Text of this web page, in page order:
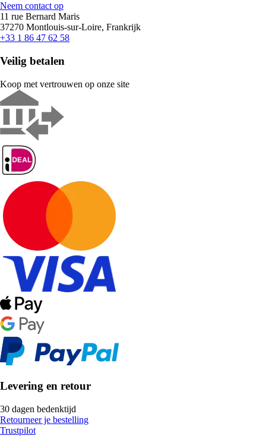
Neem contact op
11 rue Bernard Maris
37270 Montlouis-sur-Loire, Frankrijk
+33 1 86 47 62 58
Veilig betalen
Koop met vertrouwen op onze site
Levering en retour
30 dagen bedenktijd
Retourneer je bestelling
Trustpilot